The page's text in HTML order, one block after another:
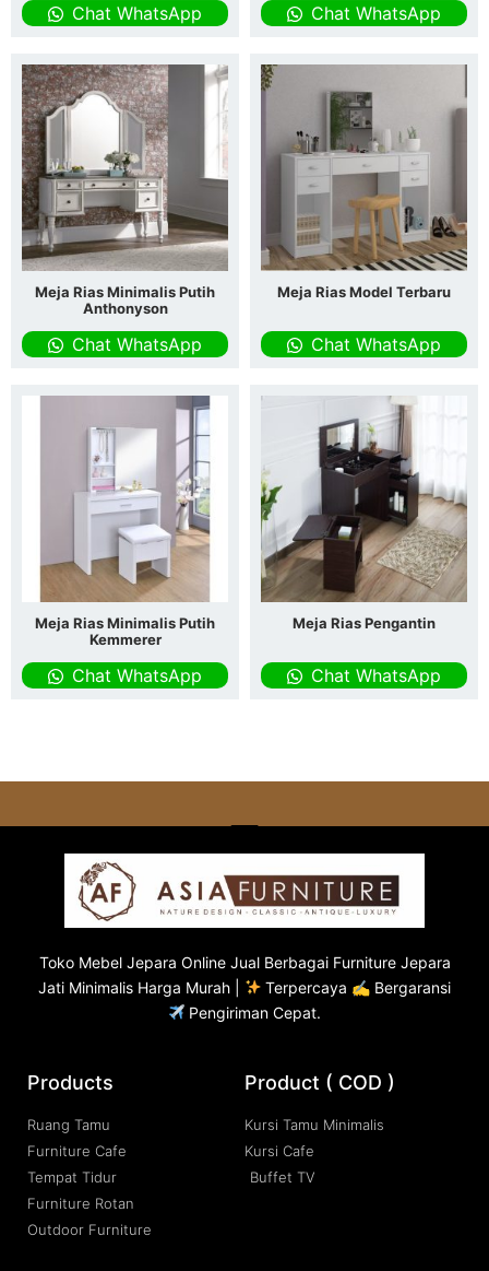
Chat WhatsApp Chat WhatsApp
Meja Rias Minimalis Putih
Anthonyson
Chat WhatsApp
Meja Rias Model Terbaru
Chat WhatsApp
Meja Rias Minimalis Putih
Kemmerer
Chat WhatsApp
Meja Rias Pengantin
Chat WhatsApp
Toko Mebel Jepara Online Jual Berbagai Furniture Jepara
Jati Minimalis Harga Murah |
Terpercaya ✍ Bergaransi
Pengiriman Cepat.
Products
Ruang Tamu
Furniture Cafe
Tempat Tidur
Furniture Rotan
Outdoor Furniture
Product ( COD )
Kursi Tamu Minimalis
Kursi Cafe
Buffet TV